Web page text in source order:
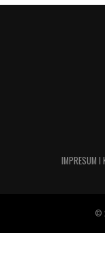
IMPRESUM I
©